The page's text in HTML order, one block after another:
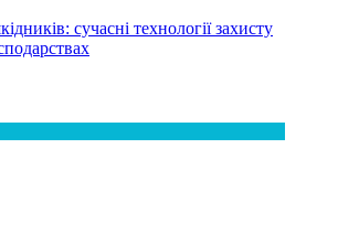
сучасні технології захисту